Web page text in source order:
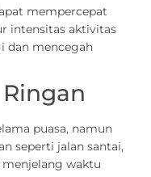
mempercepat
intensitas aktivitas
dan mencegah
puasa, namun
seperti jalan santai,
waktu